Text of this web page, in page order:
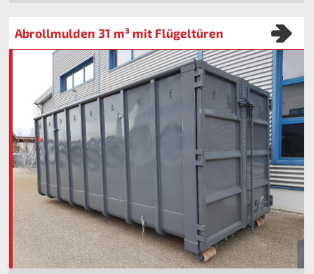
Abrollmulden 31 m³ mit Flügeltüren